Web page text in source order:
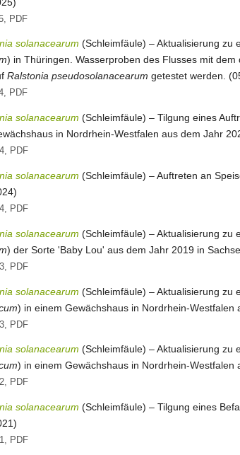
PDF
solanacearum (Schleimfäule) – Aktualisierung zu
) in Thüringen. Wasserproben des Flusses mit
Ralstonia pseudosolanacearum getestet werden.
PDF
solanacearum (Schleimfäule) – Tilgung eines
in Nordrhein-Westfalen aus dem Jahr
PDF
solanacearum (Schleimfäule) – Auftreten an
PDF
solanacearum (Schleimfäule) – Aktualisierung zu
) der Sorte 'Baby Lou' aus dem Jahr 2019 in
PDF
solanacearum (Schleimfäule) – Aktualisierung zu
) in einem Gewächshaus in Nordrhein-
PDF
solanacearum (Schleimfäule) – Aktualisierung zu
) in einem Gewächshaus in Nordrhein-
PDF
solanacearum (Schleimfäule) – Tilgung eines
PDF